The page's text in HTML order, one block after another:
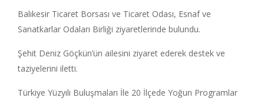
Balıkesir Ticaret Borsası ve Ticaret Odası, Esnaf ve
Sanatkarlar Odaları Birliği ziyaretlerinde bulundu.
Şehit Deniz Göçkün’ün ailesini ziyaret ederek destek ve
taziyelerini iletti.
Türkiye Yüzyılı Buluşmaları İle 20 İlçede Yoğun Programlar